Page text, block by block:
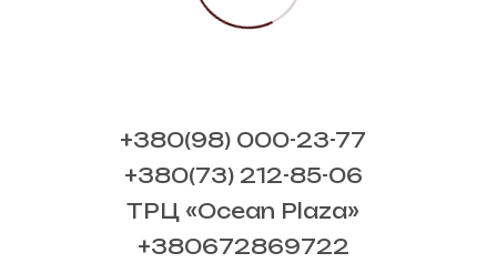
+380(98) 000-23-77
+380(73) 212-85-06
ТРЦ «Ocean Plaza»
+380672869722